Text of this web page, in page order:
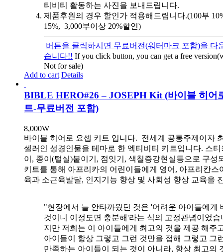
티비티 활동하는 사진을 보내드립니다.
제품후원의 경우 할인가 적용해드립니다.(100부
15%, 3,000부이상 20%할인)
버튼을 클릭하시면 무료버전(워터마크 포함)을 다
습니다!! If you click button, you can get a free
Not for sale)
Add to cart Details
BIBLE HERO#26 – JOSEPH Kit (바이블 히어
트-무료버전 포함)
8,000₩
바이블 히어로 요셉 키트 입니다. 전세계 공통주제이자
셀러인 성경인물을 테마로 한 엑티비티 키트입니다. 스
이, 종이(털실)붙이기, 점잇기, 색칠증강현실등으로 구성
키트를 통해 아프리카의 어린이들에게 영어, 아프리칸스
육과 소근육발달, 인지기능 향상 및 사회성 향상 교육을
"현장에서 늘 안타까웠던 것은 '어려운 아이들에게
것이니 이정도면 충분해'라는 식의 고정관념이었습
지만 저희는 이 아이들에게 최고의 것을 제공 해주
아이들이 항상 그렇고 그런 것만을 접해 그렇고 그
만족하는 아이들이 되는 것이 아니라, 항상 최고의